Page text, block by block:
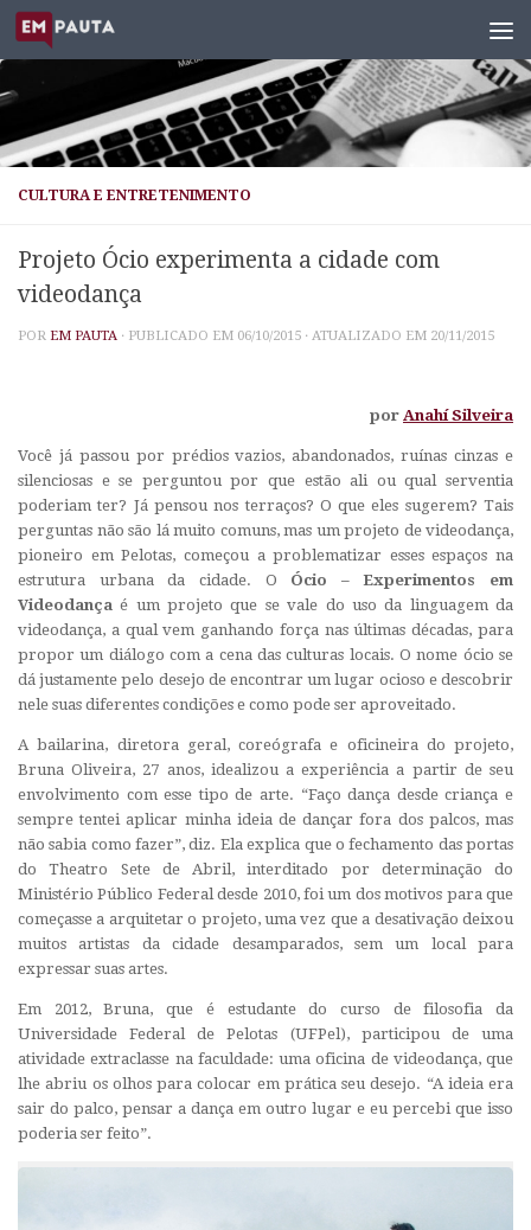
Skip to content
CULTURA E ENTRETENIMENTO
Projeto Ócio experimenta a cidade com
videodança
POR EM PAUTA · PUBLICADO EM 06/10/2015 · ATUALIZADO EM 20/11/2015
por Anahí Silveira
Você já passou por prédios vazios, abandonados, ruínas cinzas e
silenciosas e se perguntou por que estão ali ou qual serventia
poderiam ter? Já pensou nos terraços? O que eles sugerem? Tais
perguntas não são lá muito comuns, mas um projeto de videodança,
pioneiro em Pelotas, começou a problematizar esses espaços na
estrutura urbana da cidade. O Ócio – Experimentos em
Videodança é um projeto que se vale do uso da linguagem da
videodança, a qual vem ganhando força nas últimas décadas, para
propor um diálogo com a cena das culturas locais. O nome ócio se
dá justamente pelo desejo de encontrar um lugar ocioso e descobrir
nele suas diferentes condições e como pode ser aproveitado.
A bailarina, diretora geral, coreógrafa e oficineira do projeto,
Bruna Oliveira, 27 anos, idealizou a experiência a partir de seu
envolvimento com esse tipo de arte. “Faço dança desde criança e
sempre tentei aplicar minha ideia de dançar fora dos palcos, mas
não sabia como fazer”, diz. Ela explica que o fechamento das portas
do Theatro Sete de Abril, interditado por determinação do
Ministério Público Federal desde 2010, foi um dos motivos para que
começasse a arquitetar o projeto, uma vez que a desativação deixou
muitos artistas da cidade desamparados, sem um local para
expressar suas artes.
Em 2012, Bruna, que é estudante do curso de filosofia da
Universidade Federal de Pelotas (UFPel), participou de uma
atividade extraclasse na faculdade: uma oficina de videodança, que
lhe abriu os olhos para colocar em prática seu desejo. “A ideia era
sair do palco, pensar a dança em outro lugar e eu percebi que isso
poderia ser feito”.